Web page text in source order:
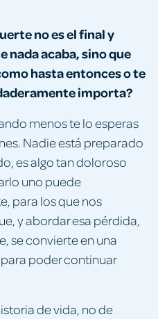
no es el final y
nada acaba, sino que
hasta entonces o te
importa?
menos te lo esperas
Nadie está preparado
es algo tan doloroso
uno puede
para los que nos
y abordar esa pérdida,
se convierte en una
poder continuar
de vida, no de